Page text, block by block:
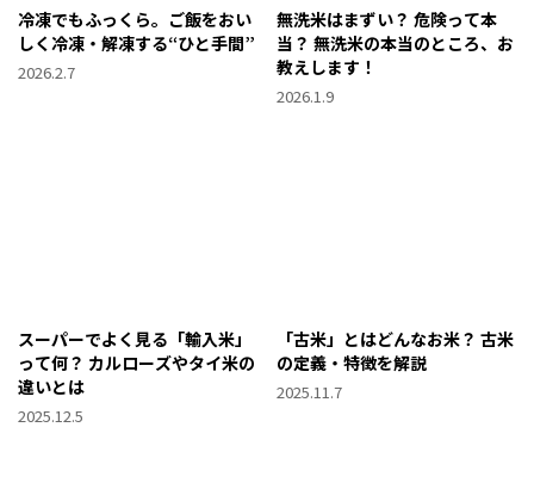
冷凍でもふっくら。ご飯をおい
しく冷凍・解凍する“ひと手間”
2026.2.7
無洗米はまずい？ 危険って本
当？ 無洗米の本当のところ、お
教えします！
2026.1.9
スーパーでよく見る「輸入米」
って何？ カルローズやタイ米の
違いとは
2025.12.5
「古米」とはどんなお米？ 古米
の定義・特徴を解説
2025.11.7